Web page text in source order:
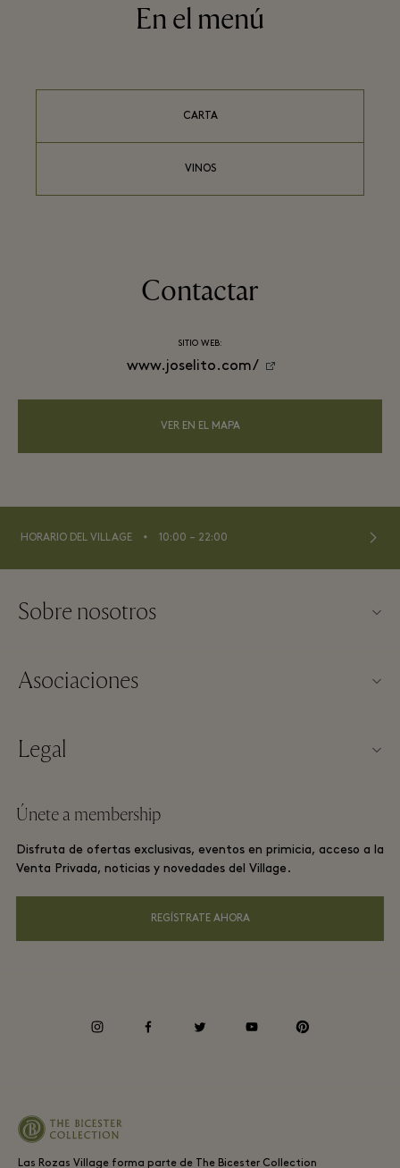
En el menú
CARTA
VINOS
Contactar
SITIO WEB:
www.joselito.com/
VER EN EL MAPA
HORARIO DEL VILLAGE ⬩ 10:00 – 22:00
Sobre nosotros
Sobre Las Rozas Village
Descárgate la app
Tarjeta Regalo
Preguntas frecuentes
Asociaciones
Hazte partner
Legal
Términos y condiciones de Las Rozas Village Membership
Avisos de Privacidad
Canal de informantes
Únete a membership
Disfruta de ofertas exclusivas, eventos en primicia, acceso a la
Venta Privada, noticias y novedades del Village.
REGÍSTRATE AHORA
Las Rozas Village forma parte de The Bicester Collection
instagramfacebooktwitter youtube pinterest